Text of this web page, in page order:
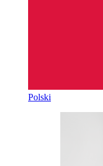
Polski